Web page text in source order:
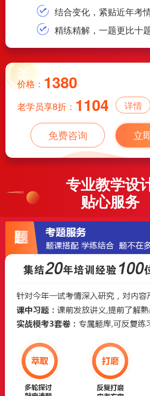
结合变化，紧贴近年考
精练精解，一题更比十
价格： 1380
老学员享8折： 1104 详情
免费咨询 立
专业教学设
贴心服务